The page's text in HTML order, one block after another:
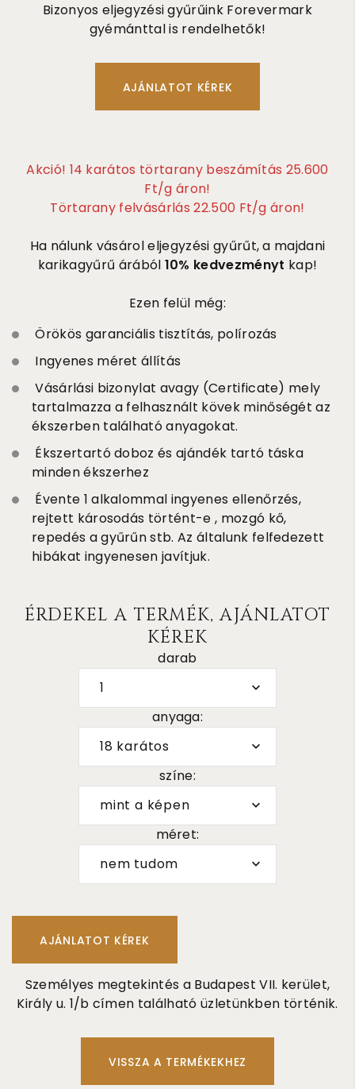
Bizonyos eljegyzési gyűrűink Forevermark
gyémánttal is rendelhetők!
Akció! 14 karátos törtarany beszámítás 25.600
Ft/g áron!
Törtarany felvásárlás 22.500 Ft/g áron!
Ha nálunk vásárol eljegyzési gyűrűt, a majdani
karikagyűrű árából 10% kedvezményt kap!
Ezen felül még:
Örökös garanciális tisztítás, polírozás
Ingyenes méret állítás
Vásárlási bizonylat avagy (Certificate) mely
tartalmazza a felhasznált kövek minőségét az
ékszerben található anyagokat.
Ékszertartó doboz és ajándék tartó táska
minden ékszerhez
Évente 1 alkalommal ingyenes ellenőrzés,
rejtett károsodás történt-e , mozgó kő,
repedés a gyűrűn stb. Az általunk felfedezett
hibákat ingyenesen javítjuk.
ÉRDEKEL A TERMÉK, AJÁNLATOT
KÉREK
darab
1
anyaga:
18 karátos
színe:
mint a képen
méret:
nem tudom
Személyes megtekintés a Budapest VII. kerület,
Király u. 1/b címen található üzletünkben történik.
VISSZA A TERMÉKEKHEZ